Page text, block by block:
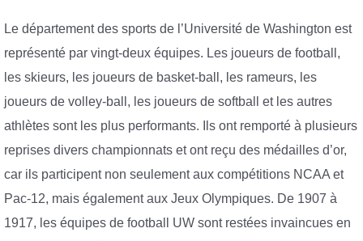
Le département des sports de l’Université de Washington est
représenté par vingt-deux équipes. Les joueurs de football,
les skieurs, les joueurs de basket-ball, les rameurs, les
joueurs de volley-ball, les joueurs de softball et les autres
athlètes sont les plus performants. Ils ont remporté à plusieurs
reprises divers championnats et ont reçu des médailles d’or,
car ils participent non seulement aux compétitions NCAA et
Pac-12, mais également aux Jeux Olympiques. De 1907 à
1917, les équipes de football UW sont restées invaincues en